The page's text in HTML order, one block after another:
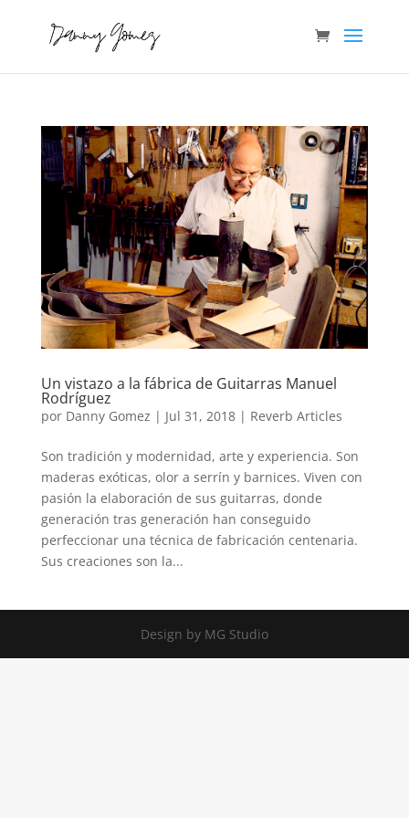
Un vistazo a la fábrica de Guitarras Manuel
Rodríguez
por Danny Gomez | Jul 31, 2018| Reverb Articles
Son tradición y modernidad, arte y experiencia. Son
maderas exóticas, olor a serrín y barnices. Viven con
pasión la elaboración de sus guitarras, donde
generación tras generación han conseguido
perfeccionar una técnica de fabricación centenaria.
Sus creaciones son la...
Design by MG Studio